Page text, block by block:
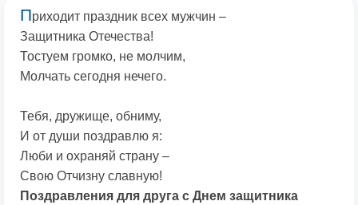
Приходит праздник всех мужчин –
Защитника Отечества!
Тостуем громко, не молчим,
Молчать сегодня нечего.
Тебя, дружище, обниму,
И от души поздравлю я:
Люби и охраняй страну –
Свою Отчизну славную!
Поздравления для друга с Днем защитника